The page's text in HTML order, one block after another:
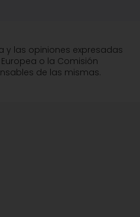
y las opiniones expresadas
o la Comisión
de las mismas.